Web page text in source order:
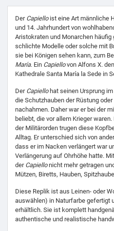
Der Capielloist eine Art männliche
und 14. Jahrhundert von
Aristokraten und Monarchen häufig
schlichte Modelle oder solche mit
sie bei Königen sehen kann, zum
María. Ein Capiellovon Alfons X.
Kathedrale Santa María la Sede in
Der Capiellohat seinen Ursprung
die Schutzhauben der Rüstung
nachahmen. Daher war er bei der
beliebt, die vor allem Krieger
der Militärorden trugen diese
Alltag. Er unterschied sich von
dass er im Nacken verlängert war
Verlängerung auf Ohrhöhe hatte.
der Capiellonicht mehr getragen
Mützen, Biretts, Hauben,
Diese Replik ist aus Leinen- oder
auswählen) in Naturfarbe gefertigt
erhältlich. Sie ist komplett
authentische und realistische